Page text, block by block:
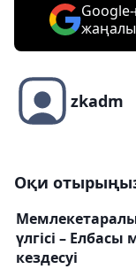
zkadm
Оқи
үлгісі –
кездесуі